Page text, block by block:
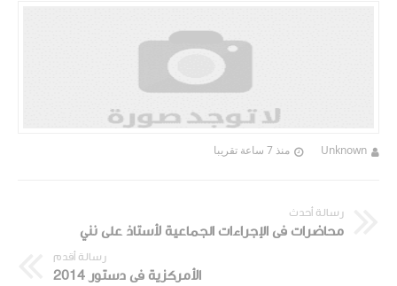
Unknown منذ 7 ساعة تقريبا
رسالة أحدث
محاضرات فى الإجراءات الجماعية لأستاذ على نني
رسالة أقدم
الأمركزية فى دستور 2014